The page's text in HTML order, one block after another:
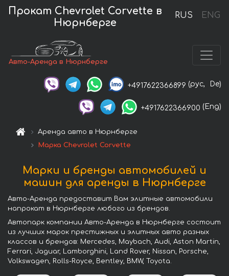
RUS ENG
Прокат Chevrolet Corvette в
Нюрнберге
Авто-Аренда в Нюрнберге
+4917622366899 (рус, De)
+4917622366900 (Eng)
Аренда авто в Нюрнберге
Марка Chevrolet Corvette
Марки и бренды автомобилей и
машин для аренды в Нюрнберге
Авто-Аренда предоставит Вам элитные автомобили
напрокат в Нюрнберге любого из брендов.
Автопарк компании Авто-Аренда в Нюрнберге состоит
из лучших марок престижных и элитных авто разных
классов и брендов: Mercedes, Maybach, Audi, Aston Martin,
Ferrari, Jaguar, Lamborghini, Land Rover, Nissan, Porsche,
Volkswagen, Rolls-Royce, Bentley, BMW, Toyota.